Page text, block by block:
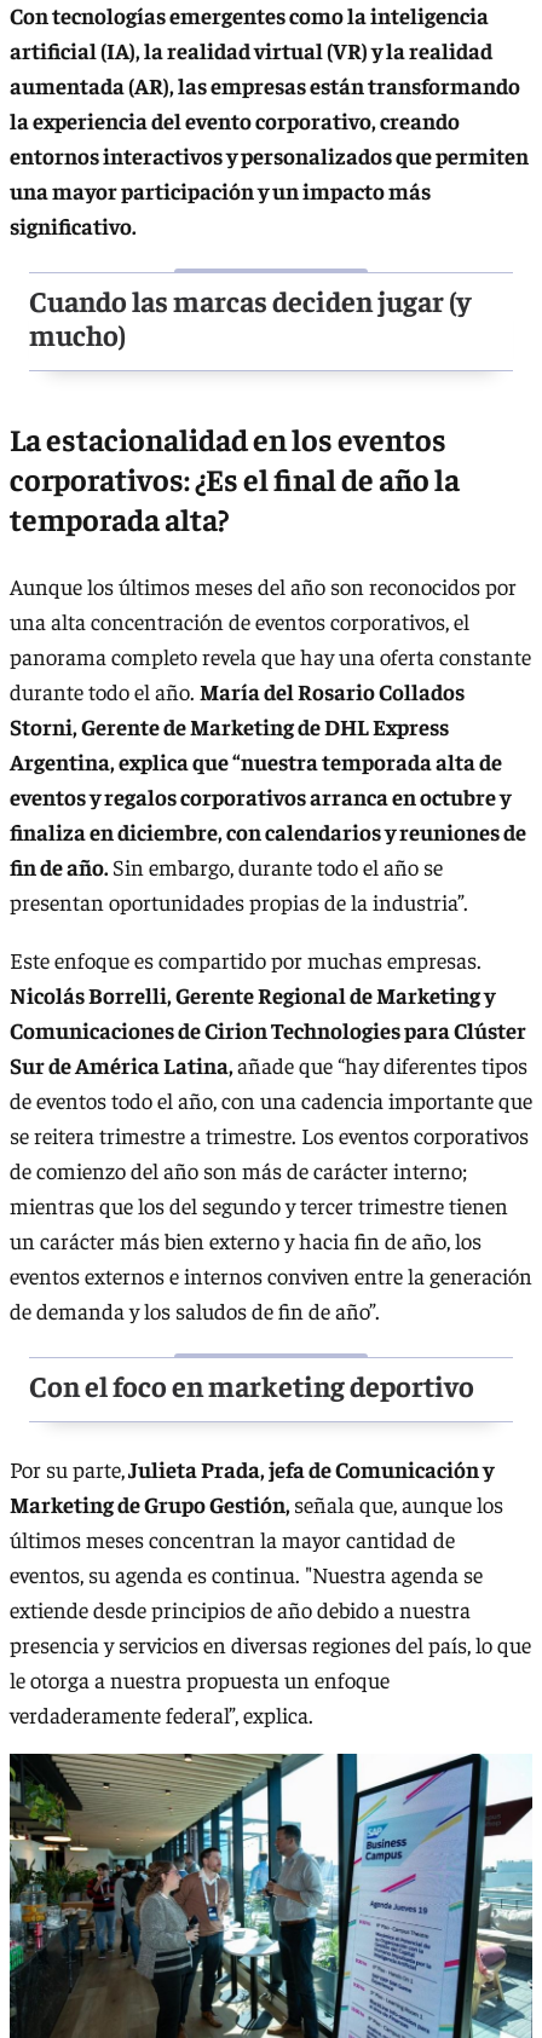
Con tecnologías emergentes como la inteligencia
artificial (IA), la realidad virtual (VR) y la realidad
aumentada (AR), las empresas están transformando
la experiencia del evento corporativo, creando
entornos interactivos y personalizados que permiten
una mayor participación y un impacto más
significativo.
Cuando las marcas deciden jugar (y
mucho)
La estacionalidad en los eventos
corporativos: ¿Es el final de año la
temporada alta?
Aunque los últimos meses del año son reconocidos por
una alta concentración de eventos corporativos, el
panorama completo revela que hay una oferta constante
durante todo el año. María del Rosario Collados
Storni, Gerente de Marketing de DHL Express
Argentina, explica que “nuestra temporada alta de
eventos y regalos corporativos arranca en octubre y
finaliza en diciembre, con calendarios y reuniones de
fin de año.Sin embargo, durante todo el año se
presentan oportunidades propias de la industria”.
Este enfoque es compartido por muchas empresas.
Nicolás Borrelli, Gerente Regional de Marketing y
Comunicaciones de Cirion Technologies para Clúster
Sur de América Latina,añade que “hay diferentes tipos
de eventos todo el año, con una cadencia importante que
se reitera trimestre a trimestre. Los eventos corporativos
de comienzo del año son más de carácter interno;
mientras que los del segundo y tercer trimestre tienen
un carácter más bien externo y hacia fin de año, los
eventos externos e internos conviven entre la generación
de demanda y los saludos de fin de año”.
Con el foco en marketing deportivo
Por su parte,Julieta Prada, jefa de Comunicación y
Marketing de Grupo Gestión,señala que, aunque los
últimos meses concentran la mayor cantidad de
eventos, su agenda es continua. "Nuestra agenda se
extiende desde principios de año debido a nuestra
presencia y servicios en diversas regiones del país, lo que
le otorga a nuestra propuesta un enfoque
verdaderamente federal”, explica.